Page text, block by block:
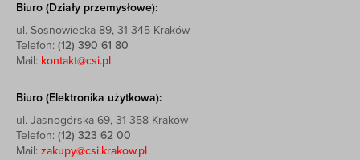
Biuro (Działy przemysłowe):
ul. Sosnowiecka 89, 31-345 Kraków
Telefon: (12) 390 61 80
Mail: kontakt@csi.pl
Biuro (Elektronika użytkowa):
ul. Jasnogórska 69, 31-358 Kraków
Telefon: (12) 323 62 00
Mail: zakupy@csi.krakow.pl